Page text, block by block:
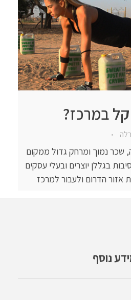
במרכז?
שכר נמוך ומרחק גדול ממקום
בגללן יוצרים ובעלי עסקים
אזור הדרום ולעבור למרכז
נוסף